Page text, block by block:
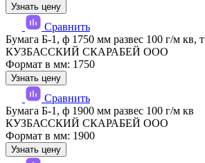
Узнать цену
Сравнить
Бумага Б-1, ф 1750 мм развес 100 г/м кв, т
КУЗБАССКИЙ СКАРАБЕЙ ООО
Формат в мм: 1750
Узнать цену
Сравнить
Бумага Б-1, ф 1900 мм развес 100 г/м кв
КУЗБАССКИЙ СКАРАБЕЙ ООО
Формат в мм: 1900
Узнать цену